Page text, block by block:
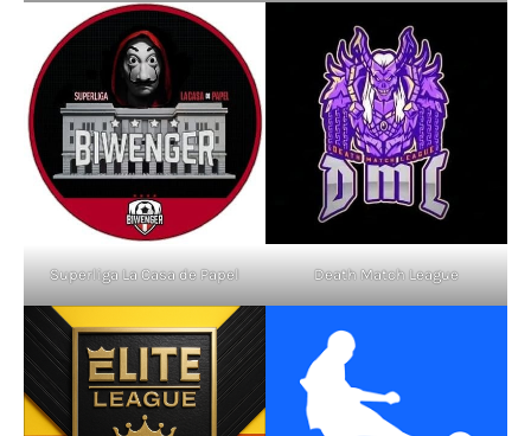
Superliga La Casa de Papel Death Match League